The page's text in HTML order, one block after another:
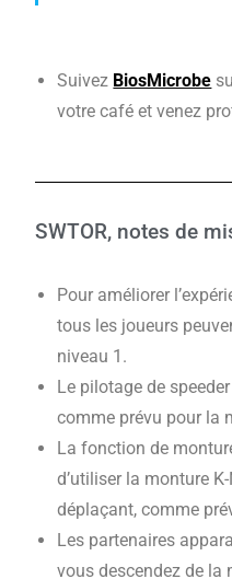
Suivez BiosMicrobe
votre café et venez
SWTOR, notes de
Pour améliorer
tous les joueurs
niveau 1.
Le pilotage de
comme prévu pour la
La fonction de
d’utiliser la monture
déplaçant, comme
Les partenaires
vous descendez de la